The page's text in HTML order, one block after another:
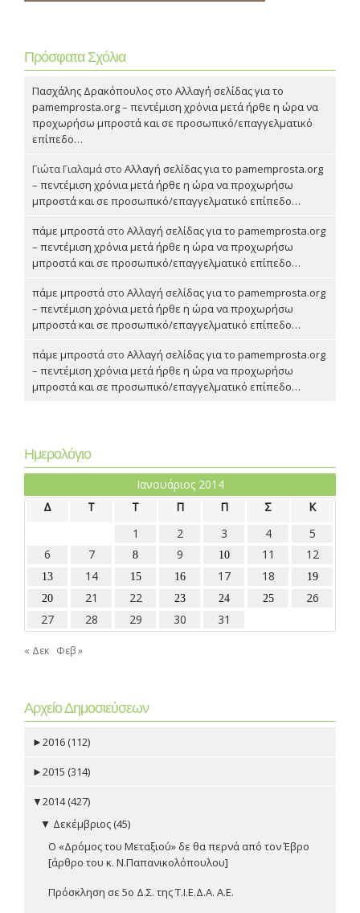
Πρόσφατα Σχόλια
Πασχάλης Δρακόπουλος στο Αλλαγή σελίδας για το
pamemprosta.org – πεντέμιση χρόνια μετά ήρθε η ώρα να
προχωρήσω μπροστά και σε προσωπικό/επαγγελματικό
επίπεδο…
Γιώτα Γιαλαμά στο Αλλαγή σελίδας για το pamemprosta.org
– πεντέμιση χρόνια μετά ήρθε η ώρα να προχωρήσω
μπροστά και σε προσωπικό/επαγγελματικό επίπεδο…
πάμε μπροστά στο Αλλαγή σελίδας για το pamemprosta.org
– πεντέμιση χρόνια μετά ήρθε η ώρα να προχωρήσω
μπροστά και σε προσωπικό/επαγγελματικό επίπεδο…
πάμε μπροστά στο Αλλαγή σελίδας για το pamemprosta.org
– πεντέμιση χρόνια μετά ήρθε η ώρα να προχωρήσω
μπροστά και σε προσωπικό/επαγγελματικό επίπεδο…
πάμε μπροστά στο Αλλαγή σελίδας για το pamemprosta.org
– πεντέμιση χρόνια μετά ήρθε η ώρα να προχωρήσω
μπροστά και σε προσωπικό/επαγγελματικό επίπεδο…
Ημερολόγιο
Ιανουάριος 2014
Δ
Τ Τ Π Π Σ
Κ
1
2 3 4
5
6
7 8 9 10 11 12
13 14 15 16 17 18
19
20
21 22 23 24 25
26
27
28 29 30 31
« Δεκ Φεβ »
Αρχείο Δημοσιεύσεων
►2016 (112)
►2015 (314)
▼2014 (427)
▼ Δεκέμβριος (45)
Ο «Δρόμος του Μεταξιού» δε θα περνά από τον Έβρο
[άρθρο του κ. Ν.Παπανικολόπουλου]
Πρόσκληση σε 5ο Δ.Σ. της Τ.Ι.Ε.Δ.Α. Α.Ε.